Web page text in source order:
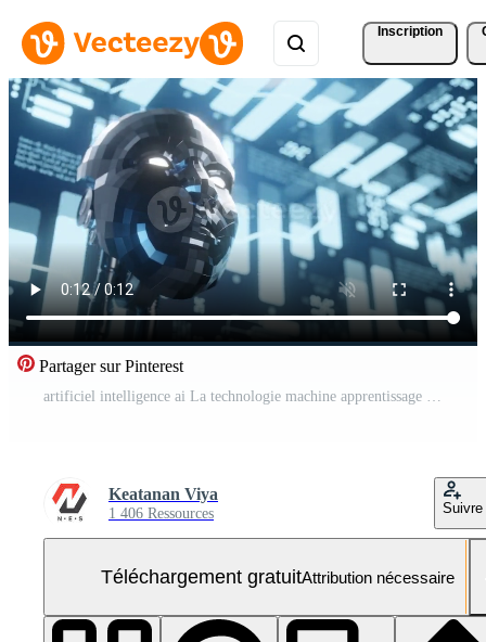
Inscription
Partager sur Pinterest
artificiel intelligence ai La technologie machine apprentissage futuriste innovation, 3d le rendu Vidéo Gratuite
Keatanan Viya
1 406 Ressources Suivre
Téléchargement gratuitAttribution nécessaire